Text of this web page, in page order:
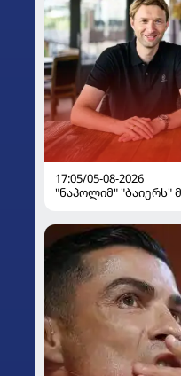
17:05/05-08-2026
"ნაპოლიმ" "ბაიერს"